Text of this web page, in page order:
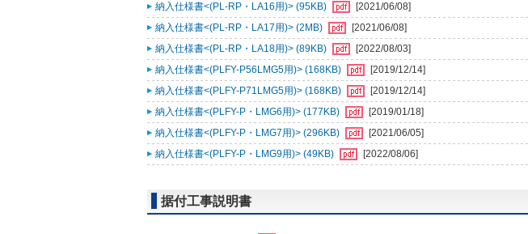
納入仕様書<(PL-RP・LA16用)> (95KB)
[2021/06/08]
納入仕様書<(PL-RP・LA17用)> (2MB)
[2021/06/08]
納入仕様書<(PL-RP・LA18用)> (89KB)
[2022/08/03]
納入仕様書<(PLFY-P56LMG5用)> (168KB)
[2019/12/14]
納入仕様書<(PLFY-P71LMG5用)> (168KB)
[2019/12/14]
納入仕様書<(PLFY-P・LMG6用)> (177KB)
[2019/01/18]
納入仕様書<(PLFY-P・LMG7用)> (296KB)
[2021/06/05]
納入仕様書<(PLFY-P・LMG9用)> (49KB)
[2022/08/06]
据付工事説明書